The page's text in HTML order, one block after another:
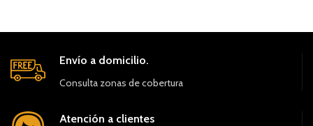
Envío a domicilio.
Consulta zonas de cobertura
Atención a clientes